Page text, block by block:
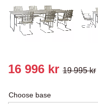
Nedsatt pris:
16 996 kr Ordinarie pris:
19 995kr
Choose base